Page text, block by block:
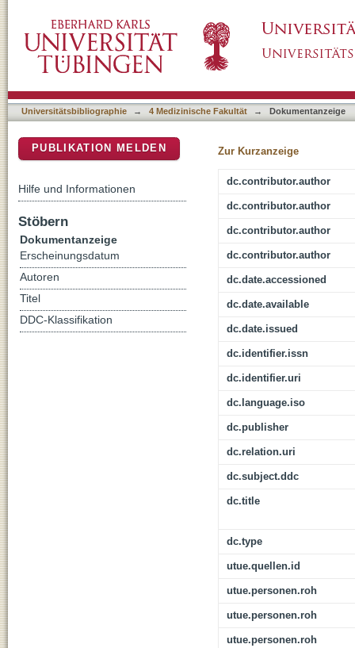
NAKO MR study
Universitätsbibliographie → 4 Medizinische Fakultät → Dokumentanzeige
Zur Kurzanzeige
dc.contributor.author
dc.contributor.author
dc.contributor.author
dc.contributor.author
dc.date.accessioned
dc.date.available
dc.date.issued
dc.identifier.issn
dc.identifier.uri
dc.language.iso
dc.publisher
dc.relation.uri
dc.subject.ddc
dc.title
dc.type
utue.quellen.id
utue.personen.roh
utue.personen.roh
utue.personen.roh
PUBLIKATION MELDEN
Hilfe und Informationen
Stöbern
Dokumentanzeige
Erscheinungsdatum
Autoren
Titel
DDC-Klassifikation